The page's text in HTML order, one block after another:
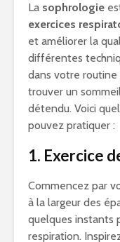
La sophrologie
exercices
et améliorer la
différentes
dans votre routine
trouver un
détendu. Voici
pouvez pratiquer :
1. Exercice
Commencez par
à la largeur des
quelques instants
respiration.